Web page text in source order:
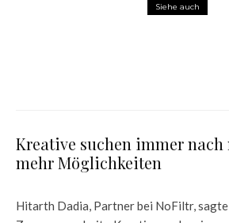
Siehe auch
Kreative suchen immer nach
mehr Möglichkeiten
Hitarth Dadia, Partner bei NoFiltr,